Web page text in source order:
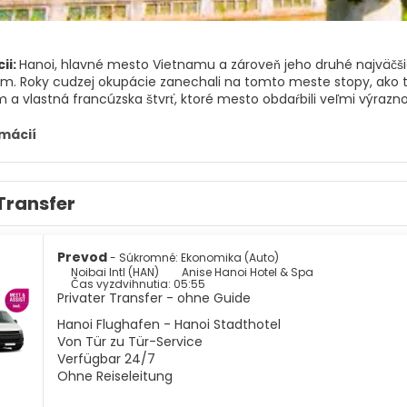
Hanoi, hlavné mesto Vietnamu a zároveň jeho druhé
Roky cudzej okupácie zanechali na tomto meste stopy,
a vlastná francúzska štvrť, ktoré mesto obdaŕbili veľmi
okolí a chôdza je najlepším spôsobom, ako
je Jazero obnoveného meča, Ho Hoan Kiem. Krásne na
budov Starého štvrťa po európske štýlové obrovské
Chi Minha a okolitých oblastiach, nehovoriac o krásnej
a hektické mesto, ktoré je plné uličného života a
Vzlietajúceho draka je miestom, kde by ste mali byť vo
Prevod- Súkromné: Ekonomika (Auto)
Noibai Intl (HAN)
Anise Hanoi Hotel & Spa
Čas vyzdvihnutia: 05:55
Privater Transfer - ohne Guide
Hanoi Flughafen - Hanoi Stadthotel
Von Tür zu Tür-Service
Verfügbar 24/7
Ohne Reiseleitung